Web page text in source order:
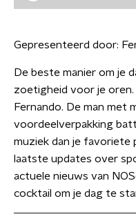
Gepresenteerd door:
De beste manier om je
zoetigheid voor je
Fernando. De man met
voordeelverpakking
muziek dan je favoriete
laatste updates over
actuele nieuws van
cocktail om je dag te